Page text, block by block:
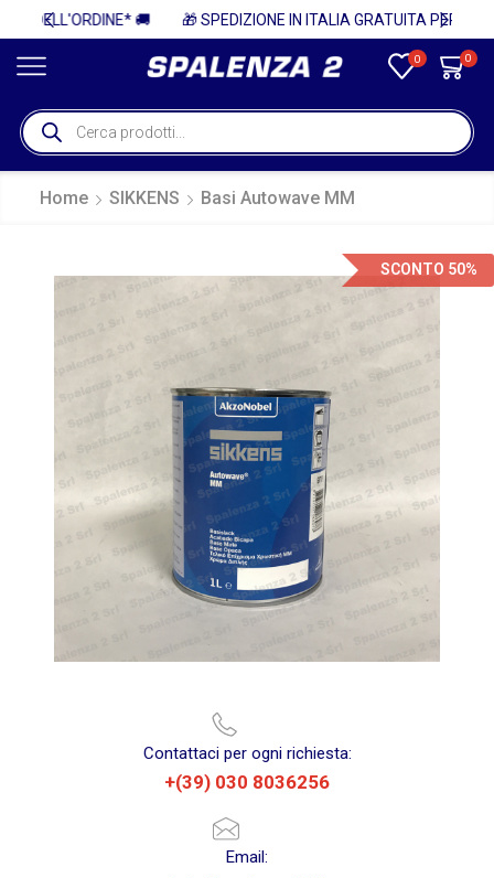
🎁 SPEDIZIONE IN ITALIA GRATUITA PER ORDINI SUPERIORI A 750€ + IVA 🎁
0 0
Home SIKKENS Basi Autowave MM
SCONTO 50%
Contattaci per ogni richiesta:
+(39) 030 8036256
Email: